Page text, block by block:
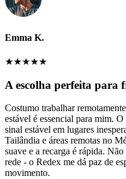
Emma K.
★★★★★
A escolha perfeita para
Costumo trabalhar
estável é essencial para mim.
sinal estável em lugares
Tailândia e áreas remotas no
suave e a recarga é rápida.
rede - o Redex me dá paz de
movimento.